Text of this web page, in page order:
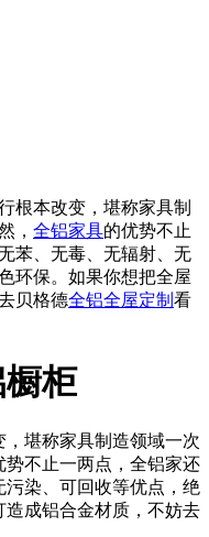
本改变，堪称家具制
， 全铝家具的优势不止
苯、无毒、无辐射、无
环保。如果你想把全屋
贝格德全铝全屋定制 看
柜
堪称家具制造领域一次
不止一两点，全铝家还
染、可回收等优点，绝
成铝合金材质，不妨去